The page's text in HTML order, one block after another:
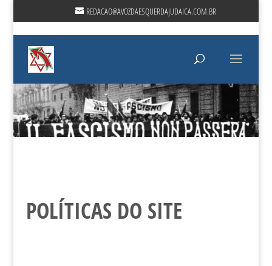
REDACAO@AVOZDAESQUERDAJUDAICA.COM.BR
A VOZ DA ESQUERDA JUDAICA
POLÍTICAS DO SITE